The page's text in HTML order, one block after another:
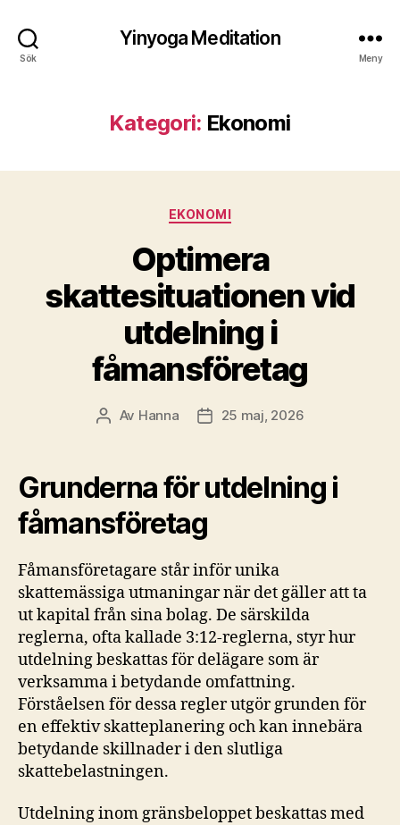
Sök
Yinyoga Meditation
Meny
Kategori: Ekonomi
Kategorier
EKONOMI
Optimera
skattesituationen vid
utdelning i
fåmansföretag
Inläggsförfattare
Av Hanna Inläggsdatum
25 maj, 2026
Grunderna för utdelning i
fåmansföretag
Fåmansföretagare står inför unika
skattemässiga utmaningar när det gäller att ta
ut kapital från sina bolag. De särskilda
reglerna, ofta kallade 3:12-reglerna, styr hur
utdelning beskattas för delägare som är
verksamma i betydande omfattning.
Förståelsen för dessa regler utgör grunden för
en effektiv skatteplanering och kan innebära
betydande skillnader i den slutliga
skattebelastningen.
Utdelning inom gränsbeloppet beskattas med